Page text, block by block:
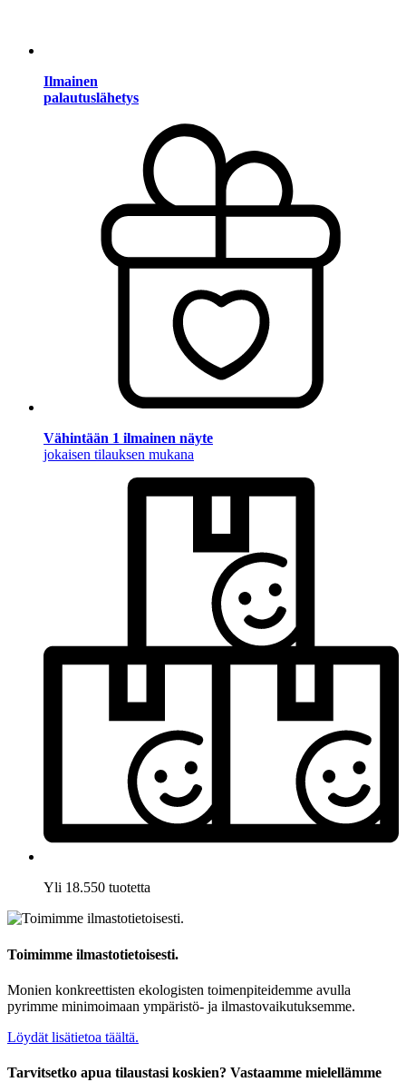
Ilmainen
palautuslähetys
Vähintään 1 ilmainen näyte
jokaisen tilauksen mukana
Yli 18.550 tuotetta
Toimimme ilmastotietoisesti.
Monien konkreettisten ekologisten toimenpiteidemme avulla
pyrimme minimoimaan ympäristö- ja ilmastovaikutuksemme.
Löydät lisätietoa täältä.
Tarvitsetko apua tilaustasi koskien? Vastaamme mielellämme